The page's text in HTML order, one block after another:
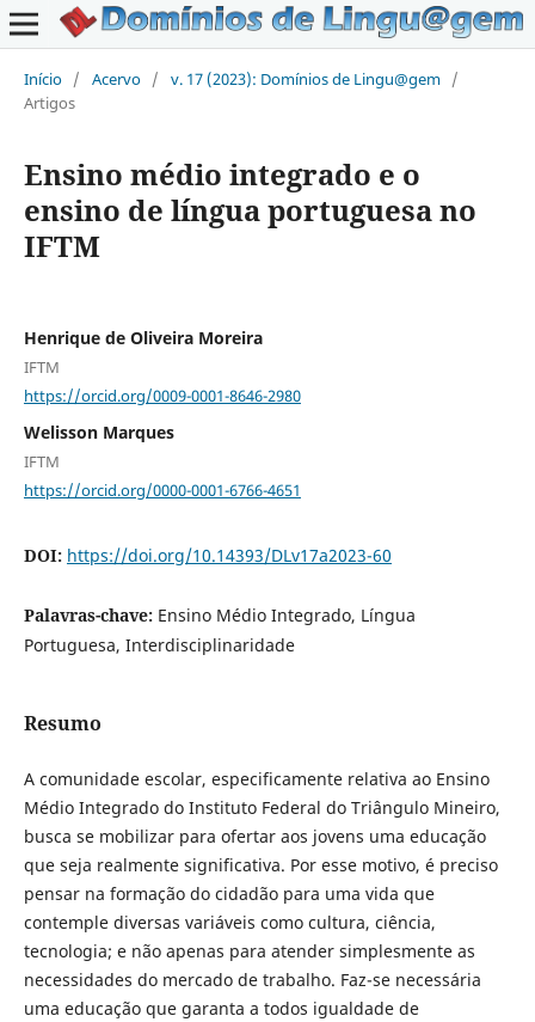
Início / Acervo / v. 17 (2023): Domínios de Lingu@gem /
Artigos
Ensino médio integrado e o
ensino de língua portuguesa no
IFTM
Henrique de Oliveira Moreira
IFTM
https://orcid.org/0009-0001-8646-2980
Welisson Marques
IFTM
https://orcid.org/0000-0001-6766-4651
DOI: https://doi.org/10.14393/DLv17a2023-60
Palavras-chave: Ensino Médio Integrado, Língua
Portuguesa, Interdisciplinaridade
Resumo
A comunidade escolar, especificamente relativa ao Ensino
Médio Integrado do Instituto Federal do Triângulo Mineiro,
busca se mobilizar para ofertar aos jovens uma educação
que seja realmente significativa. Por esse motivo, é preciso
pensar na formação do cidadão para uma vida que
contemple diversas variáveis como cultura, ciência,
tecnologia; e não apenas para atender simplesmente as
necessidades do mercado de trabalho. Faz-se necessária
uma educação que garanta a todos igualdade de